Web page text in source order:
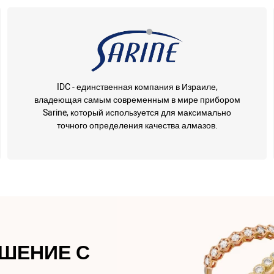
IDC - единственная компания в Израиле,
владеющая самым современным в мире прибором
Sarine, который используется для максимально
точного определения качества алмазов.
С